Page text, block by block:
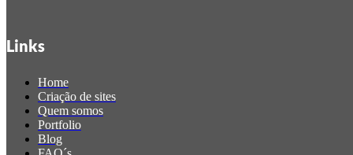
Links
Home
Criação de sites
Quem somos
Portfolio
Blog